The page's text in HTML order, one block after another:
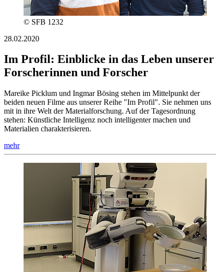
© SFB 1232
28.02.2020
Im Profil: Einblicke in das Leben unserer
Forscherinnen und Forscher
Mareike Picklum und Ingmar Bösing stehen im Mittelpunkt der
beiden neuen Filme aus unserer Reihe "Im Profil". Sie nehmen uns
mit in ihre Welt der Materialforschung. Auf der Tagesordnung
stehen: Künstliche Intelligenz noch intelligenter machen und
Materialien charakterisieren.
mehr